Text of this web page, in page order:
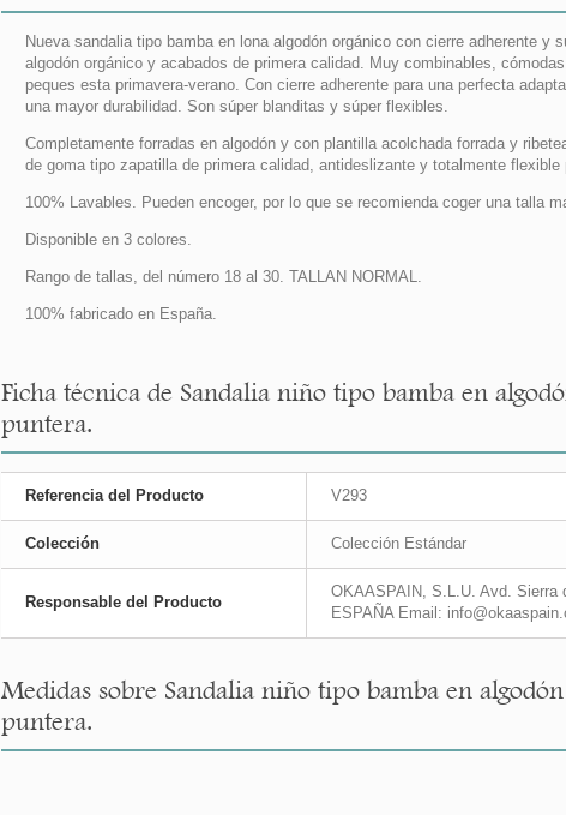
Nueva sandalia tipo bamba en lona algodón orgánico con cierre adherente y
algodón orgánico y acabados de primera calidad. Muy combinables,
peques esta primavera-verano. Con cierre adherente para una perfecta
una mayor durabilidad. Son súper blanditas y súper flexibles.
Completamente forradas en algodón y con plantilla acolchada forrada y
de goma tipo zapatilla de primera calidad, antideslizante y totalmente
100% Lavables. Pueden encoger, por lo que se recomienda coger una talla
Disponible en 3 colores.
Rango de tallas, del número 18 al 30. TALLAN NORMAL.
100% fabricado en España.
Ficha técnica de Sandalia niño tipo bamba en
puntera.
Referencia del Producto V293
Colección Colección Estándar
Responsable del Producto
OKAASPAIN, S.L.U. Avd. Sierra
ESPAÑA Email:
Medidas sobre Sandalia niño tipo bamba en
puntera.